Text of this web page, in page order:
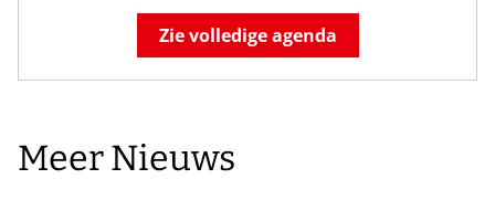
Zie volledige agenda
Meer Nieuws